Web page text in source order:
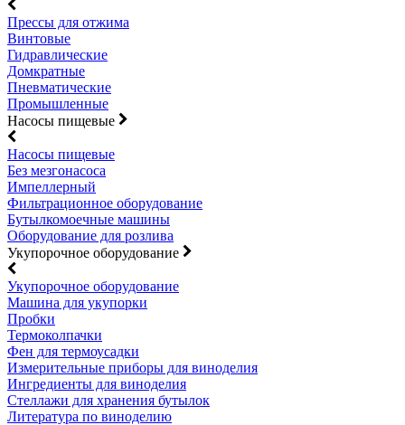
Прессы для отжима
Винтовые
Гидравлические
Домкратные
Пневматические
Промышленные
Насосы пищевые
Насосы пищевые
Без мезгонасоса
Импеллерный
Фильтрационное оборудование
Бутылкомоечные машины
Оборудование для розлива
Укупорочное оборудование
Укупорочное оборудование
Машина для укупорки
Пробки
Термоколпачки
Фен для термоусадки
Измерительные приборы для виноделия
Ингредиенты для виноделия
Стеллажи для хранения бутылок
Литература по виноделию